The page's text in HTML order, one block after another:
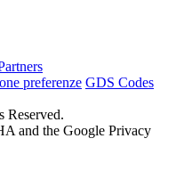
preferenze GDS Codes
Reserved.
and the Google Privacy